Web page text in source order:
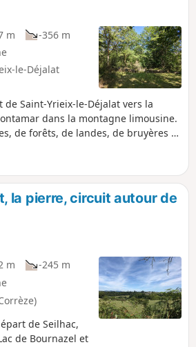
m
-356 m
le-Déjalat
de Saint-Yrieix-le-Déjalat vers la
dans la montagne limousine.
de forêts, de landes, de bruyères et
prendre de la hauteur vers le Puy
la pierre, circuit autour de
m
-245 m
de Seilhac,
de Bournazel et